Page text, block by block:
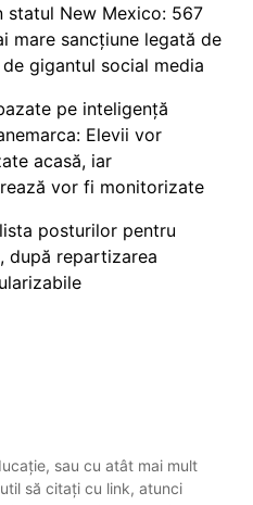
statul New Mexico: 567
mare sancțiune legată de
gigantul social media
pe inteligență
Elevii vor
acasă, iar
vor fi monitorizate
posturilor pentru
după repartizarea
sau cu atât mai mult
să citați cu link, atunci